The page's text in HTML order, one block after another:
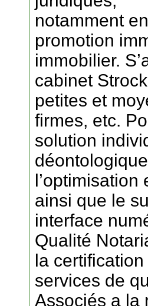
notamment
promotion
immobilier.
cabinet
petites et
firmes, etc.
solution
ainsi que le
interface
Qualité
la
services de
Associés a la